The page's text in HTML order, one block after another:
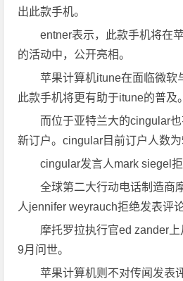
出此款手机。
entner表示，此款手机将在
的活动中，公开亮相。
苹果计算机itune在面临微软
此款手机将更有助于itune的普及。
而位于亚特兰大的cingular
新订户。cingular目前订户人数为
cingular发言人mark siegel拒
全球第二大行动电话制造商
人jennifer weyrauch拒绝发表评论
摩托罗拉执行官ed zander
9月问世。
苹果计算机则不对传闻发表